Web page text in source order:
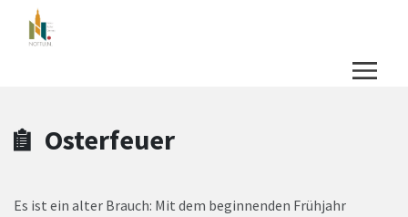
Zum Hauptinhalt springen
Osterfeuer
Es ist ein alter Brauch: Mit dem beginnenden Frühjahr